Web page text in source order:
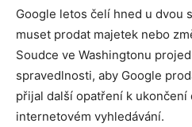
Google letos čelí hned u dvou
muset prodat majetek nebo
Soudce ve Washingtonu
spravedlnosti, aby Google
přijal další opatření k
internetovém vyhledávání.